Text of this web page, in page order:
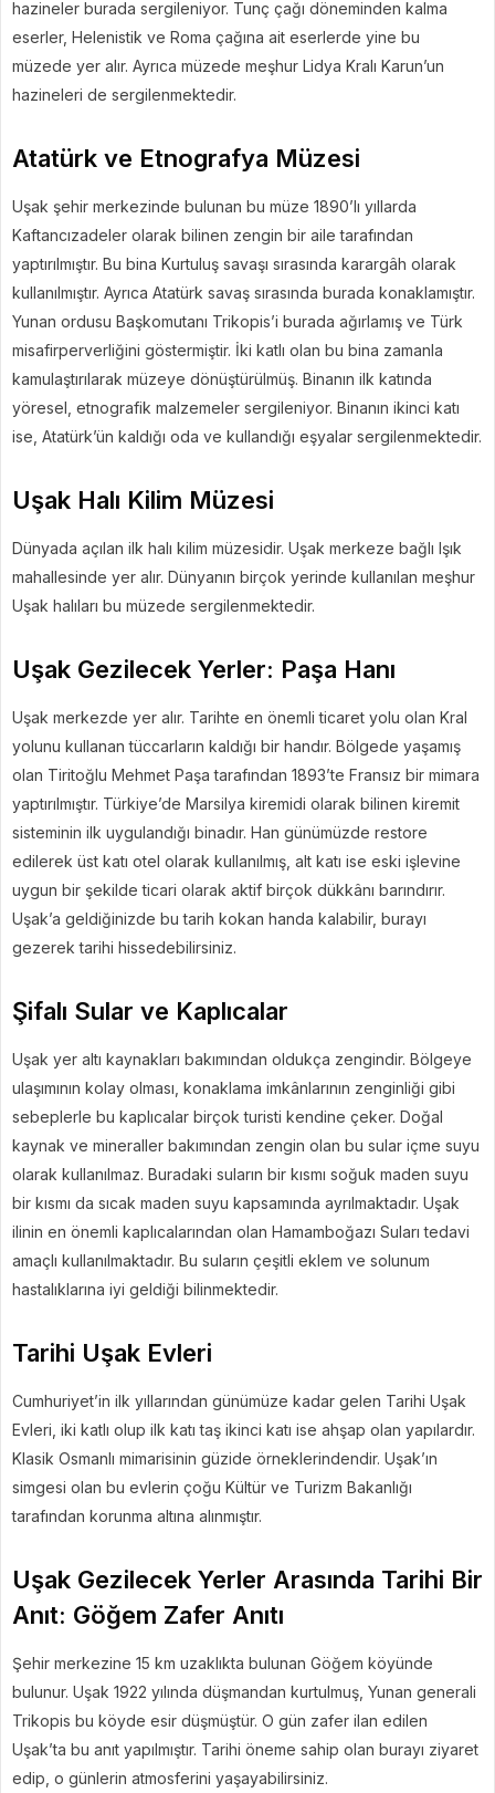
hazineler burada sergileniyor. Tunç çağı döneminden kalma
eserler, Helenistik ve Roma çağına ait eserlerde yine bu
müzede yer alır. Ayrıca müzede meşhur Lidya Kralı Karun’un
hazineleri de sergilenmektedir.
Atatürk ve Etnografya Müzesi
Uşak şehir merkezinde bulunan bu müze 1890’lı yıllarda
Kaftancızadeler olarak bilinen zengin bir aile tarafından
yaptırılmıştır. Bu bina Kurtuluş savaşı sırasında karargâh olarak
kullanılmıştır. Ayrıca Atatürk savaş sırasında burada konaklamıştır.
Yunan ordusu Başkomutanı Trikopis’i burada ağırlamış ve Türk
misafirperverliğini göstermiştir. İki katlı olan bu bina zamanla
kamulaştırılarak müzeye dönüştürülmüş. Binanın ilk katında
yöresel, etnografik malzemeler sergileniyor. Binanın ikinci katı
ise, Atatürk’ün kaldığı oda ve kullandığı eşyalar sergilenmektedir.
Uşak Halı Kilim Müzesi
Dünyada açılan ilk halı kilim müzesidir. Uşak merkeze bağlı Işık
mahallesinde yer alır. Dünyanın birçok yerinde kullanılan meşhur
Uşak halıları bu müzede sergilenmektedir.
Uşak Gezilecek Yerler: Paşa Hanı
Uşak merkezde yer alır. Tarihte en önemli ticaret yolu olan Kral
yolunu kullanan tüccarların kaldığı bir handır. Bölgede yaşamış
olan Tiritoğlu Mehmet Paşa tarafından 1893’te Fransız bir mimara
yaptırılmıştır. Türkiye’de Marsilya kiremidi olarak bilinen kiremit
sisteminin ilk uygulandığı binadır. Han günümüzde restore
edilerek üst katı otel olarak kullanılmış, alt katı ise eski işlevine
uygun bir şekilde ticari olarak aktif birçok dükkânı barındırır.
Uşak’a geldiğinizde bu tarih kokan handa kalabilir, burayı
gezerek tarihi hissedebilirsiniz.
Şifalı Sular ve Kaplıcalar
Uşak yer altı kaynakları bakımından oldukça zengindir. Bölgeye
ulaşımının kolay olması, konaklama imkânlarının zenginliği gibi
sebeplerle bu kaplıcalar birçok turisti kendine çeker. Doğal
kaynak ve mineraller bakımından zengin olan bu sular içme suyu
olarak kullanılmaz. Buradaki suların bir kısmı soğuk maden suyu
bir kısmı da sıcak maden suyu kapsamında ayrılmaktadır. Uşak
ilinin en önemli kaplıcalarından olan Hamamboğazı Suları tedavi
amaçlı kullanılmaktadır. Bu suların çeşitli eklem ve solunum
hastalıklarına iyi geldiği bilinmektedir.
Tarihi Uşak Evleri
Cumhuriyet’in ilk yıllarından günümüze kadar gelen Tarihi Uşak
Evleri, iki katlı olup ilk katı taş ikinci katı ise ahşap olan yapılardır.
Klasik Osmanlı mimarisinin güzide örneklerindendir. Uşak’ın
simgesi olan bu evlerin çoğu Kültür ve Turizm Bakanlığı
tarafından korunma altına alınmıştır.
Uşak Gezilecek Yerler Arasında Tarihi Bir
Anıt: Göğem Zafer Anıtı
Şehir merkezine 15 km uzaklıkta bulunan Göğem köyünde
bulunur. Uşak 1922 yılında düşmandan kurtulmuş, Yunan generali
Trikopis bu köyde esir düşmüştür. O gün zafer ilan edilen
Uşak’ta bu anıt yapılmıştır. Tarihi öneme sahip olan burayı ziyaret
edip, o günlerin atmosferini yaşayabilirsiniz.